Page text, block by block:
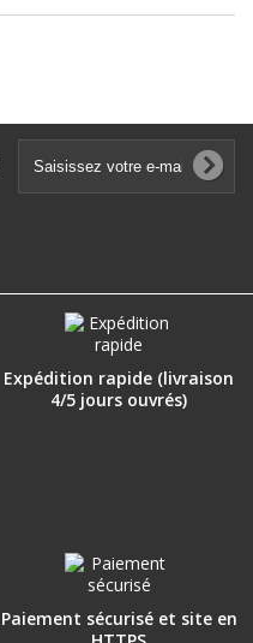
Expédition rapide (livraison
4/5 jours ouvrés)
Paiement sécurisé et site en